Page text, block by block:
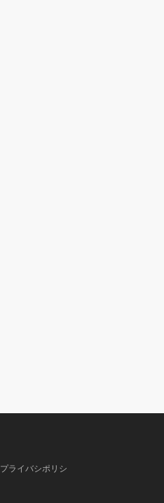
プライバシポリシ